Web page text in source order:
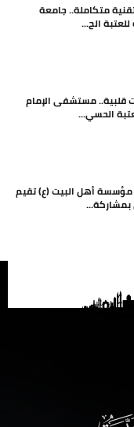
متكاملة.. جامعة
للعتبة الح...
قلبية.. مستشفى الإمام
الحسي...
مؤسسة أهل البيت (ع) تقيم
بمشاركة...